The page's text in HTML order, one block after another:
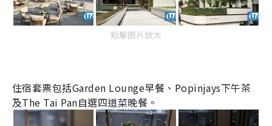
點擊圖片放大
住宿套票包括Garden Lounge早餐、 Popinjays下午茶
及The Tai Pan自選四道菜晚餐。